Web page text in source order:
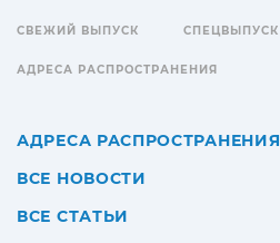
СВЕЖИЙ ВЫПУСК СПЕЦВЫПУСК
АДРЕСА РАСПРОСТРАНЕНИЯ
АДРЕСА РАСПРОСТРАНЕНИЯ
ВСЕ НОВОСТИ
ВСЕ СТАТЬИ